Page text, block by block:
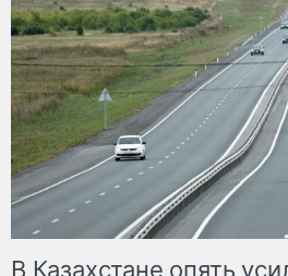
В Казахстане опять